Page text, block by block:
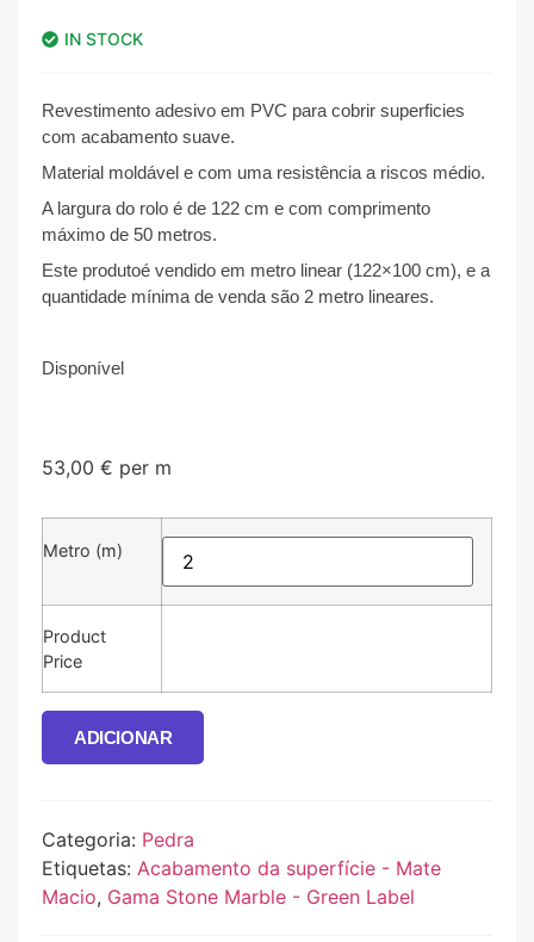
IN STOCK
Revestimento adesivo em PVC para cobrir superficies
com acabamento suave.
Material moldável e com uma resistência a riscos médio.
A largura do rolo é de 122 cm e com comprimento
máximo de 50 metros.
Este produtoé vendido em metro linear (122×100 cm), e a
quantidade mínima de venda são 2 metro lineares.
Disponível
53,00 € per m
Metro (m)
Product
Price
ADICIONAR
Categoria: Pedra
Etiquetas: Acabamento da superfície - Mate
Macio, Gama Stone Marble - Green Label